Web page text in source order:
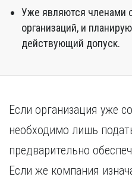
Уже являются членами
организаций, и
действующий допуск.
Если организация уже
необходимо лишь
предварительно
Если же компания